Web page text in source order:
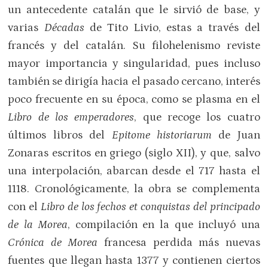
un antecedente catalán que le sirvió de base, y
varias Décadas de Tito Livio, estas a través del
francés y del catalán. Su filohelenismo reviste
mayor importancia y singularidad, pues incluso
también se dirigía hacia el pasado cercano, interés
poco frecuente en su época, como se plasma en el
Libro de los emperadores, que recoge los cuatro
últimos libros del Epitome historiarum de Juan
Zonaras escritos en griego (siglo XII), y que, salvo
una interpolación, abarcan desde el 717 hasta el
1118. Cronológicamente, la obra se complementa
con elLibro de los fechos et conquistas del principado
de la Morea, compilación en la que incluyó una
Crónica de Morea francesa perdida más nuevas
fuentes que llegan hasta 1377 y contienen ciertos